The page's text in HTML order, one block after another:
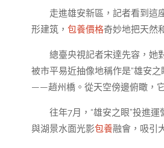
走進雄安新區，記者看到這
形建筑， 包養價格奇妙地把天然
總臺央視記者宋達先容，她
被市平易近抽像地稱作是“雄安
——趙州橋。從天空傍邊俯瞰，
往年7月，“雄安之眼”投進運
與湖景水面光影包養融會，吸引